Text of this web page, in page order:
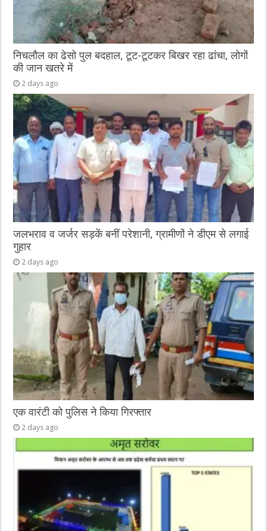
निचलौल का ढेसो पुल बदहाल, टूट-टूटकर बिखर रहा ढांचा, लोगों
की जान खतरे में
2 days ago
जलभराव व जर्जर सड़कें बनीं परेशानी, ग्रामीणों ने डीएम से लगाई
गुहार
2 days ago
एक वारंटी को पुलिस ने किया गिरफ्तार
2 days ago